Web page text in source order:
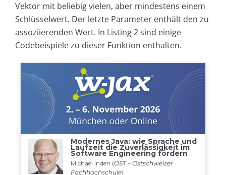
Vektor mit beliebig vielen, aber mindestens einem
Schlüsselwert. Der letzte Parameter enthält den zu
assoziierenden Wert. In Listing 2sind einige
Codebeispiele zu dieser Funktion enthalten.